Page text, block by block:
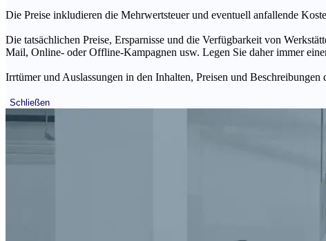
Die Preise inkludieren die Mehrwertsteuer und eventuell anfallende
Die tatsächlichen Preise, Ersparnisse und die Verfügbarkeit von
Mail, Online- oder Offline-Kampagnen usw. Legen Sie daher immer
Irrtümer und Auslassungen in den Inhalten, Preisen und
Schließen